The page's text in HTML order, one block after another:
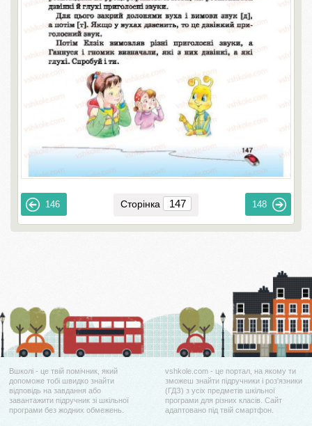
146 Сторінка 148
Вшколі - це твій помічник, який
допоможе тобі швидко знайти
відповідь на завдання або
завантажити підручник зі шкільної
програми без жодних обмежень.
vshkole.com - це портал, на якому ти
зможеш знайти підручники і роз'язники
(ГДЗ) з усіх предметів шкільної
програми для різних класів. Сайт
адаптовано під твій смартфон.